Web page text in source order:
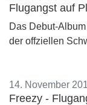
Flugangst auf
Das Debut-
der offziellen
14. November
Freezy -